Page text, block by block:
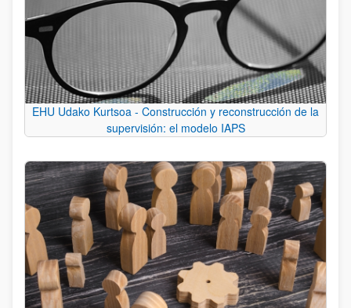
EHU Udako Kurtsoa - Construcción y reconstrucción de la
supervisión: el modelo IAPS